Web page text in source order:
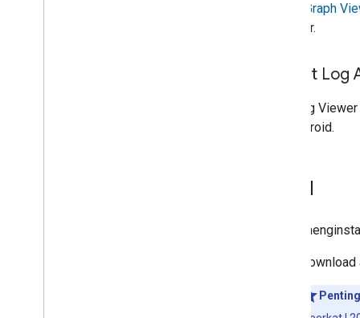
Home Graph
browser.
Pelihat
Adb Log
log Android.
Instal
Untuk menginstal